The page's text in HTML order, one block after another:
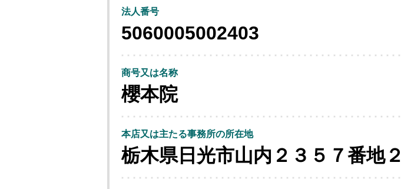
法人番号
5060005002403
商号又は名称
櫻本院
本店又は主たる事務所の所在地
栃木県日光市山内２３５７番地２